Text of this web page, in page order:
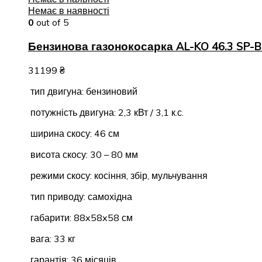
Немає в наявності
0 out of 5
Бензинова газонокосарка AL-KO 46.3 SP-
31199 ₴
тип двигуна: бензиновий
потужність двигуна: 2,3 кВт / 3,1 к.с.
ширина скосу: 46 см
висота скосу: 30 – 80 мм
режими скосу: косіння, збір, мульчування
тип приводу: самохідна
габарити: 88x58x58 см
вага: 33 кг
гарантія: 36 місяців